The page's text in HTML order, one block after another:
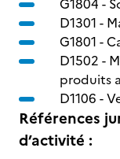
G1804 -
D1301 -
G1801 -
D1502 -
produits
D1106 -
Références
d’activité :